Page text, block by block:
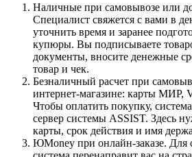
Наличные при самовывозе или
Специалист свяжется с вами в
уточнить время и заранее
купюры. Вы подписываете
документы, вносите денежные
товар и чек.
Безналичный расчет при
интернет-магазине: карты МИР,
Чтобы оплатить покупку,
сервер системы ASSIST. Здесь
карты, срок действия и имя
ЮMoney при онлайн-заказе. Для